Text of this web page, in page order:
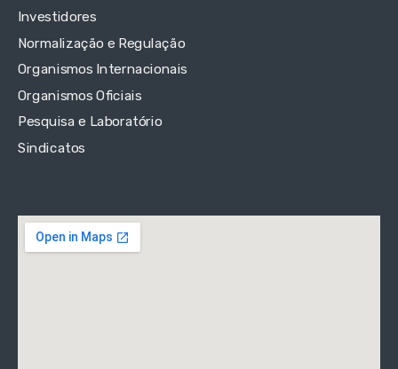
Investidores
Normalização e Regulação
Organismos Internacionais
Organismos Oficiais
Pesquisa e Laboratório
Sindicatos